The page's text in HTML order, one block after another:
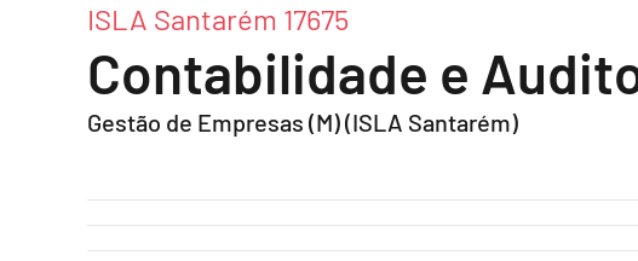
ISLA Santarém 17675
Contabilidade e
Gestão de Empresas (M) (ISLA Santarém)